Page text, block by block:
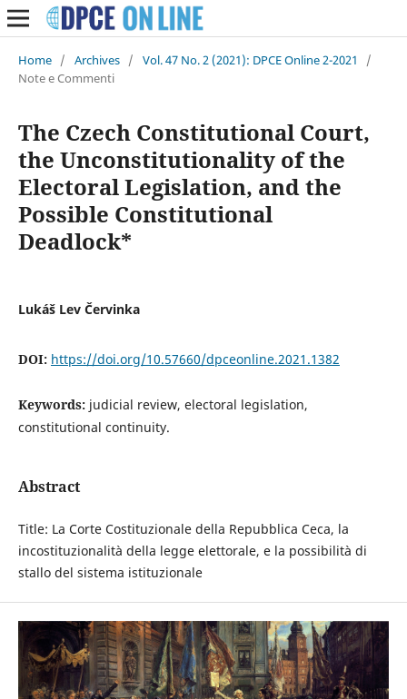
Home / Archives / Vol. 47 No. 2 (2021): DPCE Online 2-2021
/
Note e Commenti
The Czech Constitutional Court,
the Unconstitutionality of the
Electoral Legislation, and the
Possible Constitutional
Deadlock*
Lukáš Lev Červinka
DOI: https://doi.org/10.57660/dpceonline.2021.1382
Keywords: judicial review, electoral legislation,
constitutional continuity.
Abstract
Title: La Corte Costituzionale della Repubblica Ceca, la
incostituzionalità della legge elettorale, e la possibilità di
stallo del sistema istituzionale